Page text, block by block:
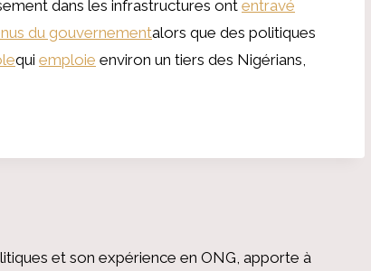
dans les infrastructures ont entravé
du gouvernementalors que des politiques
qui emploie environ un tiers des Nigérians,
et son expérience en ONG, apporte à